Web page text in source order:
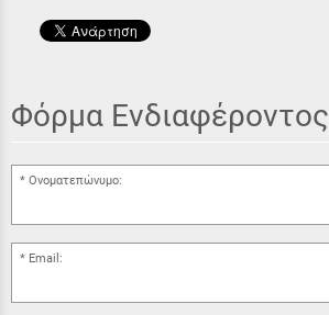
Φόρμα Ενδιαφέροντος
Ονοματεπώνυμο:
Email: